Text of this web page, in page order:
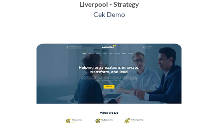
Liverpool - Strategy
Cek Demo